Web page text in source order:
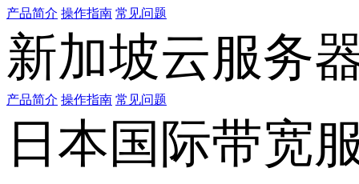
产品简介 操作指南 常见问题
新加坡云服务
产品简介 操作指南 常见问题
日本国际带宽